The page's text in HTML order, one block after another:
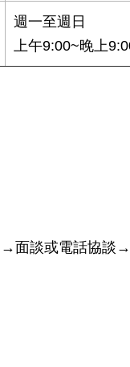
週一至週日
上午9:00~晚上
面談或電話協談